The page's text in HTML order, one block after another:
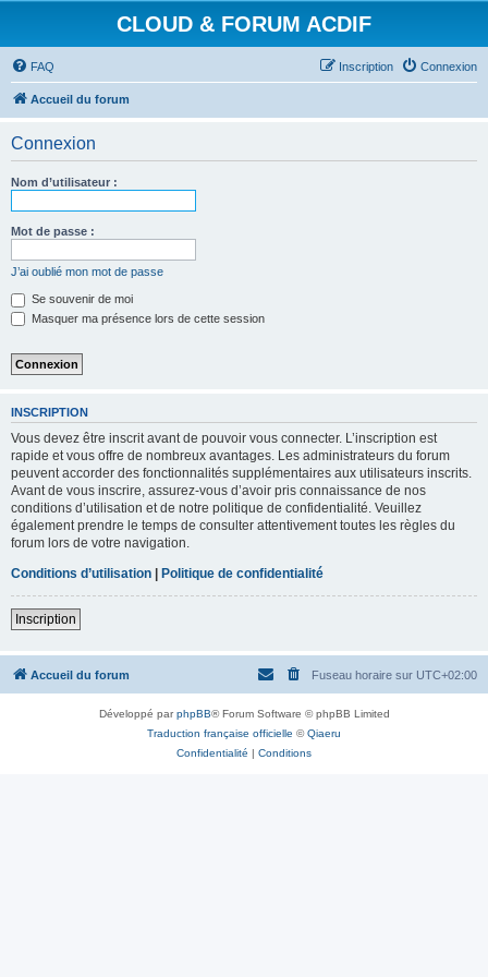
CLOUD & FORUM ACDIF
FAQ Connexion
Inscription
Accueil du forum
Connexion
Nom d’utilisateur :
Mot de passe :
J’ai oublié mon mot de passe
Se souvenir de moi
Masquer ma présence lors de cette session
INSCRIPTION
Vous devez être inscrit avant de pouvoir vous connecter. L’inscription est
rapide et vous offre de nombreux avantages. Les administrateurs du forum
peuvent accorder des fonctionnalités supplémentaires aux utilisateurs inscrits.
Avant de vous inscrire, assurez-vous d’avoir pris connaissance de nos
conditions d’utilisation et de notre politique de confidentialité. Veuillez
également prendre le temps de consulter attentivement toutes les règles du
forum lors de votre navigation.
Conditions d’utilisation | Politique de confidentialité
Inscription
Accueil du forum Fuseau horaire sur UTC+02:00
Développé parphpBB® Forum Software © phpBB Limited
Traduction française officielle ©Qiaeru
Confidentialité | Conditions